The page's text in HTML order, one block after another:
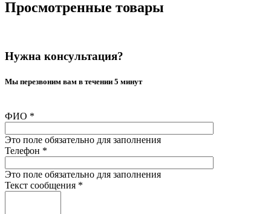
Просмотренные товары
Нужна консультация?
Мы перезвоним вам в течении 5 минут
ФИО *
Это поле обязательно для заполнения
Телефон *
Это поле обязательно для заполнения
Текст сообщения *